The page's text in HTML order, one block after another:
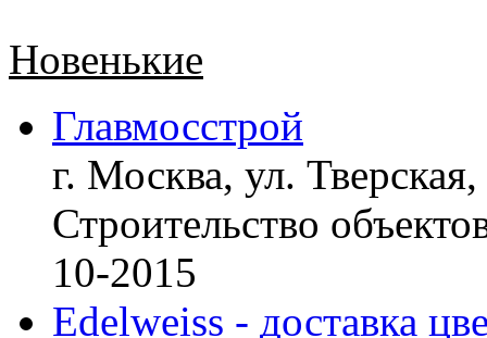
Новенькие
Главмосстрой
г. Москва, ул.
Строительство
10-2015
Edelweiss - доставка